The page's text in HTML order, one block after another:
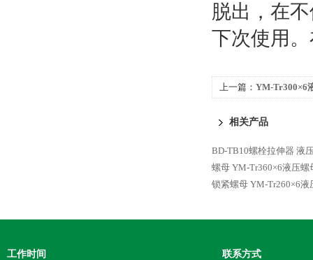
脱出，在
下次使用
上一篇： YM-Tr300×6
相关产品
BD-TB10螺栓拉伸器 液
螺母 YM-Tr360×6液压螺
锁紧螺母 YM-Tr260×6液
工作时间 联系方式